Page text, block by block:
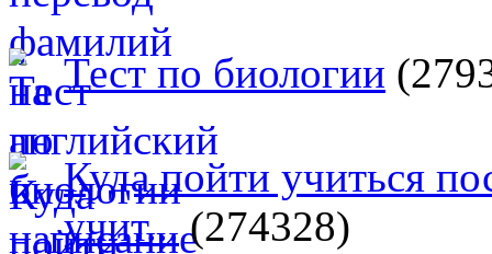
Тест по биологии
Куда пойти учиться
учит...(274328)